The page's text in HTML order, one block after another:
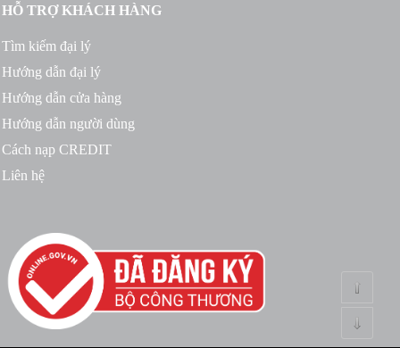
HỖ TRỢ KHÁCH HÀNG
Tìm kiếm đại lý
Hướng dẫn đại lý
Hướng dẫn cửa hàng
Hướng dẫn người dùng
Cách nạp CREDIT
Liên hệ